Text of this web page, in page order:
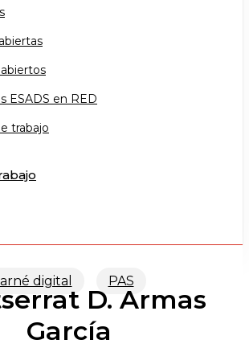
ESADS en RED
trabajo
digital PAS
D. Armas
García